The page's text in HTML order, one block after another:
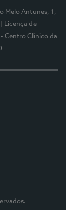
Melo Antunes, 1,
| Licença de
- Centro Clínico da